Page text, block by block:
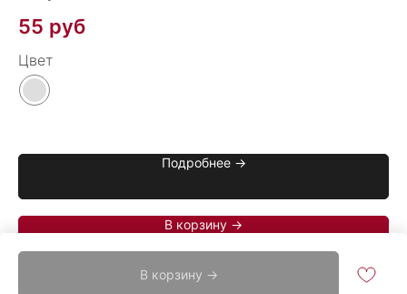
В корзину →
55 руб
Цвет
Подробнее →
В корзину →